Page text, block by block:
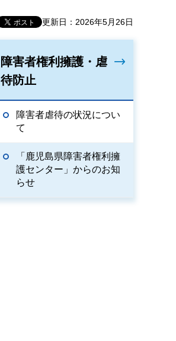
更新日：2026年5月26日
障害者権利擁護・虐
待防止
障害者虐待の状況につい
て
「鹿児島県障害者権利擁
護センター」からのお知
らせ